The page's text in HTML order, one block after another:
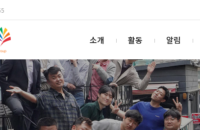
소개 활동 알림